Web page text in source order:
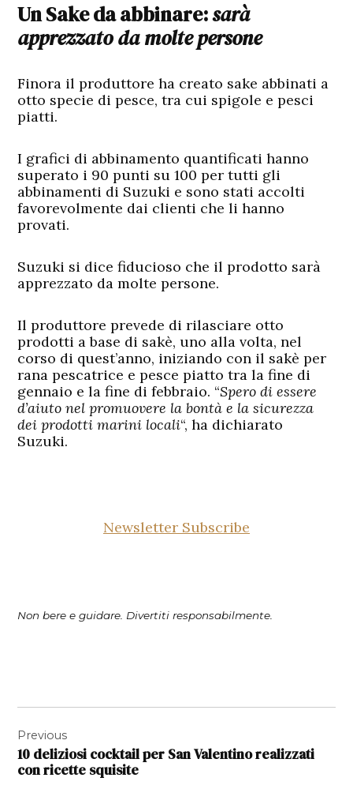
Un Sake da abbinare:sarà
apprezzato da molte persone
Finora il produttore ha creato sake abbinati a
otto specie di pesce, tra cui spigole e pesci
piatti.
I grafici di abbinamento quantificati hanno
superato i 90 punti su 100 per tutti gli
abbinamenti di Suzuki e sono stati accolti
favorevolmente dai clienti che li hanno
provati.
Suzuki si dice fiducioso che il prodotto sarà
apprezzato da molte persone.
Il produttore prevede di rilasciare otto
prodotti a base di sakè, uno alla volta, nel
corso di quest’anno, iniziando con il sakè per
rana pescatrice e pesce piatto tra la fine di
gennaio e la fine di febbraio. “Spero di essere
d’aiuto nel promuovere la bontà e la sicurezza
dei prodotti marini locali“, ha dichiarato
Suzuki.
Newsletter Subscribe
Non bere e guidare. Divertiti responsabilmente.
articoli
Previous
10 deliziosi cocktail per San Valentino realizzati
con ricette squisite